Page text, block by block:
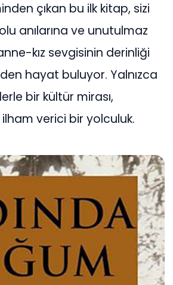
çıkan bu ilk kitap, sizi
anılarına ve unutulmaz
kız sevgisinin derinliği
hayat buluyor. Yalnızca
bir kültür mirası,
verici bir yolculuk.